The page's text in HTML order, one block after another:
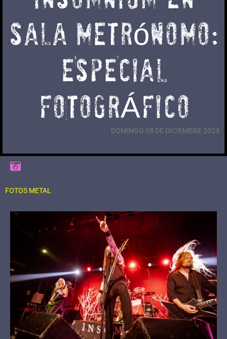
sala metrónomo:
ESPECIAL
FOTOGRÁFICO
DOMINGO 08 DE DICIEMBRE 2024
FOTOS METAL